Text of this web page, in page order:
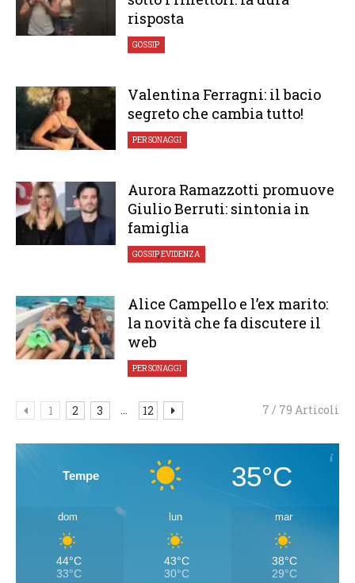
risposta
GOSSIP
Valentina Ferragni: il bacio
segreto che cambia tutto!
PERSONAGGI
Aurora Ramazzotti promuove
Giulio Berruti: sintonia in
famiglia
GOSSIP,EVIDENZA
Alice Campello e l’ex marito:
la novità che fa discutere il
web
PERSONAGGI
1 2 3 ... 12 7 / 79 Articoli
Tempe 35°C
dom
44°C
33°C
lun
43°C
30°C
mar
38°C
29°C